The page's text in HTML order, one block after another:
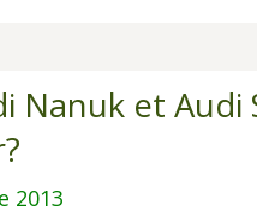
Nanuk et
2013